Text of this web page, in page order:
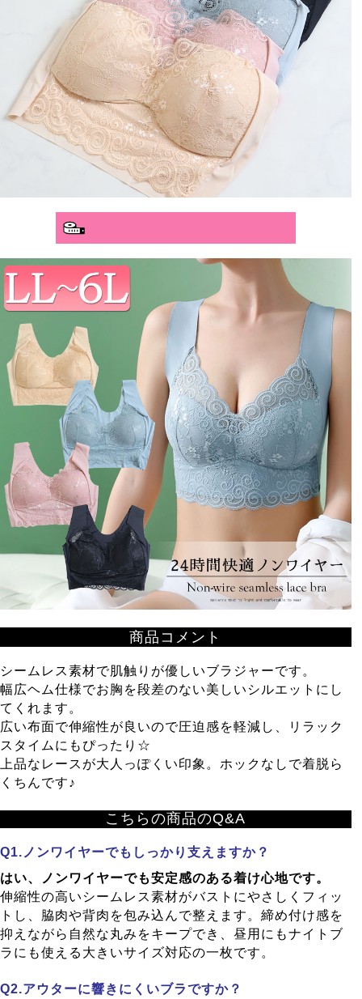
分かりやすいサイズガイド>>
商品コメント
シームレス素材で肌触りが優しいブラジャーです。
幅広ヘム仕様でお胸を段差のない美しいシルエットにし
てくれます。
広い布面で伸縮性が良いので圧迫感を軽減し、リラック
スタイムにもぴったり☆
上品なレースが大人っぽくい印象。ホックなしで着脱ら
くちんです♪
こちらの商品のQ&A
ノンワイヤーでもしっかり支えますか？
はい、ノンワイヤーでも安定感のある着け心地です。
伸縮性の高いシームレス素材がバストにやさしくフィッ
トし、脇肉や背肉を包み込んで整えます。締め付け感を
抑えながら自然な丸みをキープでき、昼用にもナイトブ
ラにも使える大きいサイズ対応の一枚です。
アウターに響きにくいブラですか？